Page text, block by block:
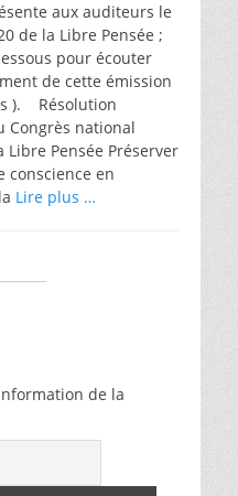
aux auditeurs le
de la Libre Pensée ;
pour écouter
de cette émission
). Résolution
Congrès national
Pensée Préserver
conscience en
Lire plus …
de la